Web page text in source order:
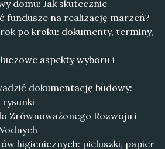
domu: Jak skutecznie
fundusze na realizację marzeń?
po kroku: dokumenty, terminy,
aspekty wyboru i
dokumentację budowy:
rysunki
Zrównoważonego Rozwoju i
higienicznych: pieluszki, papier